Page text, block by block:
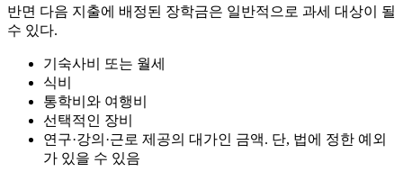
반면 다음 지출에 배정된 장학금은 일반적으로 과세 대상이 될
수 있다.
기숙사비 또는 월세
식비
통학비와 여행비
선택적인 장비
연구·강의·근로 제공의 대가인 금액. 단, 법에 정한 예외
가 있을 수 있음